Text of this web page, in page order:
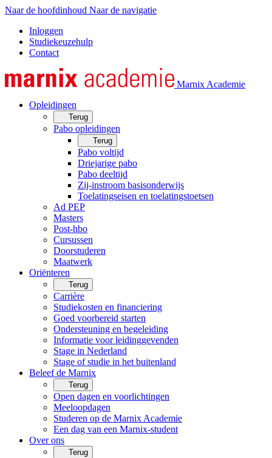
Naar de hoofdinhoud Naar de navigatie
Inloggen
Studiekeuzehulp
Contact
Marnix Academie
Opleidingen
Terug
Pabo opleidingen
Terug
Pabo voltijd
Driejarige pabo
Pabo deeltijd
Zij-instroom basisonderwijs
Toelatingseisen en toelatingstoetsen
Ad PEP
Masters
Post-hbo
Cursussen
Doorstuderen
Maatwerk
Oriënteren
Terug
Carrière
Studiekosten en financiering
Goed voorbereid starten
Ondersteuning en begeleiding
Informatie voor leidinggevenden
Stage in Nederland
Stage of studie in het buitenland
Beleef de Marnix
Terug
Open dagen en voorlichtingen
Meeloopdagen
Studeren op de Marnix Academie
Een dag van een Marnix-student
Over ons
Terug